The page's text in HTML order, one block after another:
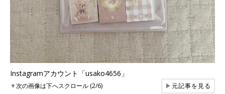
Instagramアカウント「usako4656」
▼次の画像は下へスクロール (2/6) ▶元記事を見る